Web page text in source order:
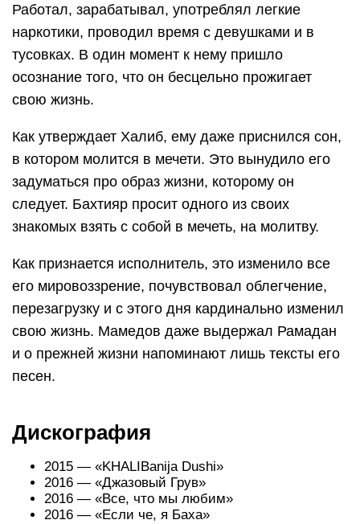
Работал, зарабатывал, употреблял легкие
наркотики, проводил время с девушками и в
тусовках. В один момент к нему пришло
осознание того, что он бесцельно прожигает
свою жизнь.
Как утверждает Халиб, ему даже приснился сон,
в котором молится в мечети. Это вынудило его
задуматься про образ жизни, которому он
следует. Бахтияр просит одного из своих
знакомых взять с собой в мечеть, на молитву.
Как признается исполнитель, это изменило все
его мировоззрение, почувствовал облегчение,
перезагрузку и с этого дня кардинально изменил
свою жизнь. Мамедов даже выдержал Рамадан
и о прежней жизни напоминают лишь тексты его
песен.
Дискография
2015 — «KHALIBanija Dushi»
2016 — «Джазовый Грув»
2016 — «Все, что мы любим»
2016 — «Если че, я Баха»